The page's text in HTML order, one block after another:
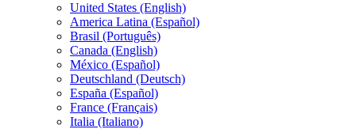
United States (English)
America Latina (Español)
Brasil (Português)
Canada (English)
México (Español)
Deutschland (Deutsch)
España (Español)
France (Français)
Italia (Italiano)